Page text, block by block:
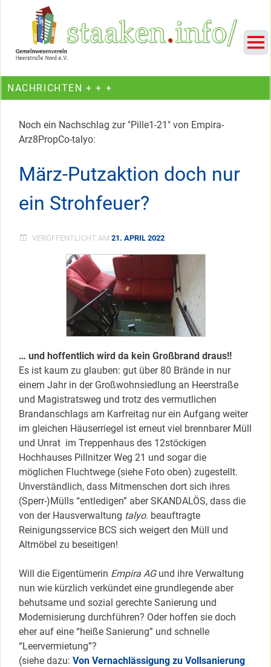
Ein Projekt des Gemeinwesenvereins Heerstraße Nord
NACHRICHTEN + + +
Noch ein Nachschlag zur "Pille1-21" von Empira-
Arz8PropCo-talyo:
März-Putzaktion doch nur
ein Strohfeuer?
VERÖFFENTLICHT AM 21. APRIL 2022
… und hoffentlich wird da kein Großbrand draus!!
Es ist kaum zu glauben: gut über 80 Brände in nur
einem Jahr in der Großwohnsiedlung an Heerstraße
und Magistratsweg und trotz des vermutlichen
Brandanschlags am Karfreitag nur ein Aufgang weiter
im gleichen Häuserriegel ist erneut viel brennbarer Müll
und Unrat im Treppenhaus des 12stöckigen
Hochhauses Pillnitzer Weg 21 und sogar die
möglichen Fluchtwege (siehe Foto oben) zugestellt.
Unverständlich, dass Mitmenschen dort sich ihres
(Sperr-)Mülls “entledigen” aber SKANDALÖS, dass die
von der Hausverwaltung talyo. beauftragte
Reinigungsservice BCS sich weigert den Müll und
Altmöbel zu beseitigen!
Will die Eigentümerin Empira AG und ihre Verwaltung
nun wie kürzlich verkündet eine grundlegende aber
behutsame und sozial gerechte Sanierung und
Modernisierung durchführen? Oder hoffen sie doch
eher auf eine “heiße Sanierung” und schnelle
“Leervermietung”?
(siehe dazu: Von Vernachlässigung zu Vollsanierung